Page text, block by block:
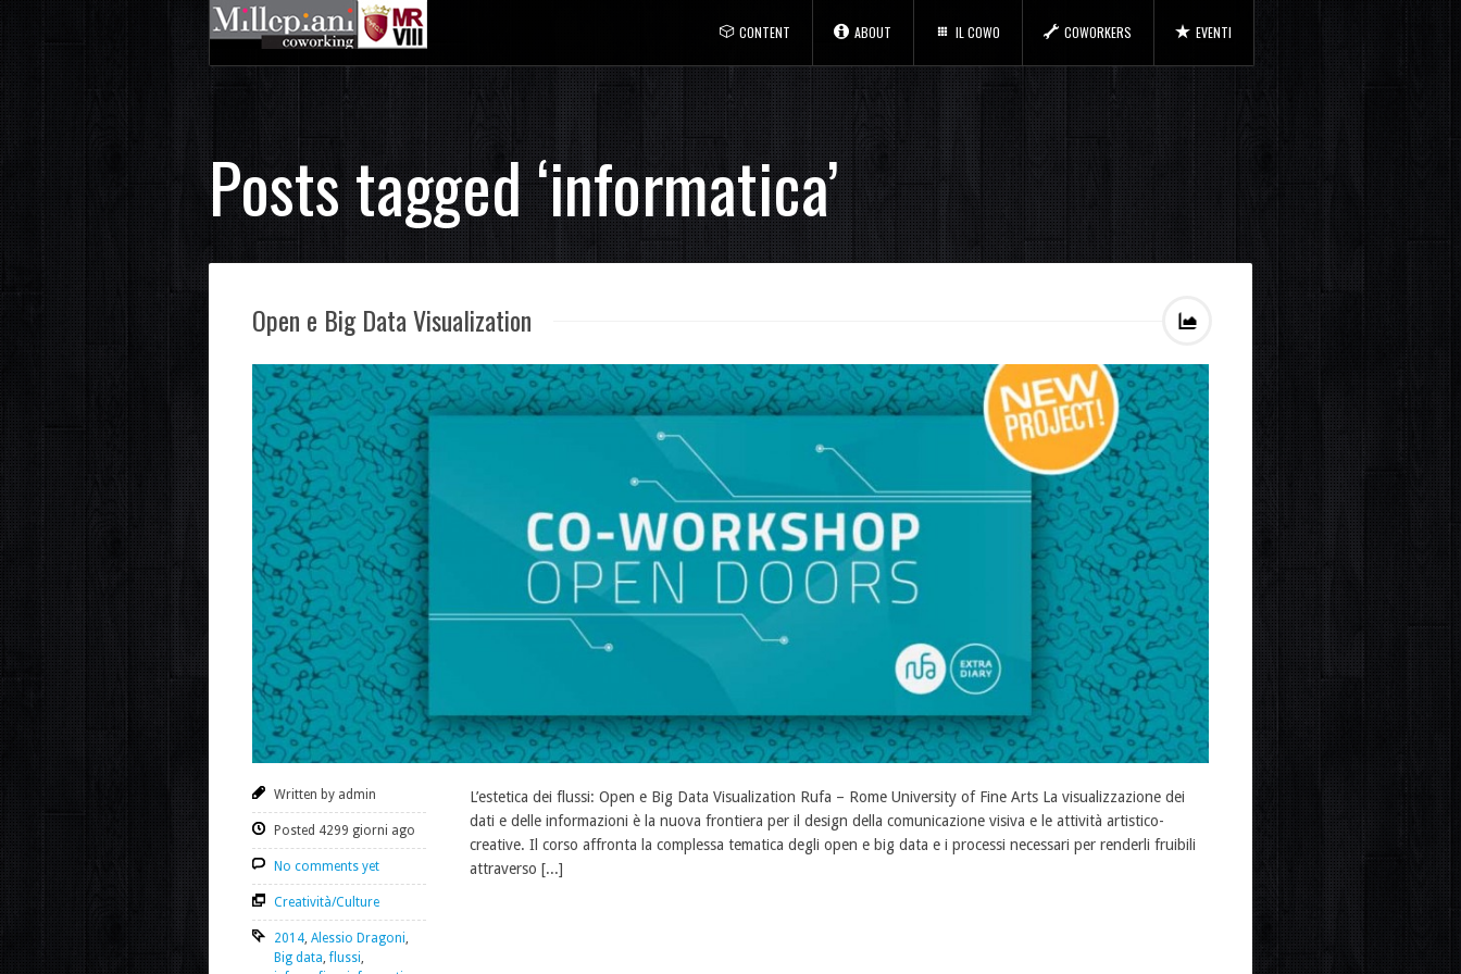
CONTENT ABOUT IL COWO COWORKERS EVENTI
Posts tagged ‘informatica’
Open e Big Data Visualization
Written by admin
Posted 4299 giorni ago
No comments yet
Creatività/Culture
2014 Alessio Dragoni
Big data ,flussi
L’estetica dei flussi: Open e Big Data Visualization Rufa – Rome University of Fine Arts La visualizzazione dei
dati e delle informazioni è la nuova frontiera per il design della comunicazione visiva e le attività artistico-
creative. Il corso affronta la complessa tematica degli open e big data e i processi necessari per renderli fruibili
attraverso [...]